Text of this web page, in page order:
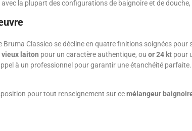
avec la plupart des configurations de baignoire et de
Classico se décline en quatre finitions soignées pour
vieux laiton pour un caractère authentique, ou or 24 kt pour
à un professionnel pour garantir une étanchéité
pour tout renseignement sur cemélangeur